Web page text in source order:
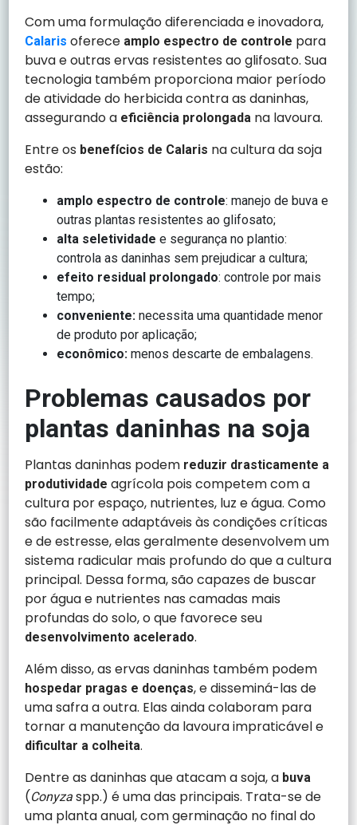
Com uma formulação diferenciada e inovadora,
Calaris oferece amplo espectro de controle para
buva e outras ervas resistentes ao glifosato. Sua
tecnologia também proporciona maior período
de atividade do herbicida contra as daninhas,
assegurando a eficiência prolongada na lavoura.
Entre os benefícios de Calaris na cultura da soja
estão:
amplo espectro de controle: manejo de buva e
outras plantas resistentes ao glifosato;
alta seletividade e segurança no plantio:
controla as daninhas sem prejudicar a cultura;
efeito residual prolongado: controle por mais
tempo;
conveniente:necessita uma quantidade menor
de produto por aplicação;
econômico:menos descarte de embalagens.
Problemas causados por
plantas daninhas na soja
Plantas daninhas podem reduzir drasticamente a
produtividadeagrícola pois competem com a
cultura por espaço, nutrientes, luz e água. Como
são facilmente adaptáveis às condições críticas
e de estresse, elas geralmente desenvolvem um
sistema radicular mais profundo do que a cultura
principal. Dessa forma, são capazes de buscar
por água e nutrientes nas camadas mais
profundas do solo, o que favorece seu
desenvolvimento acelerado.
Além disso, as ervas daninhas também podem
hospedar pragas e doenças, e disseminá-las de
uma safra a outra. Elas ainda colaboram para
tornar a manutenção da lavoura impraticável e
dificultar a colheita.
Dentre as daninhas que atacam a soja, a buva
(Conyza spp.) é uma das principais. Trata-se de
uma planta anual, com germinação no final do